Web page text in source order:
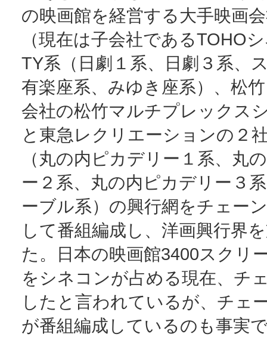
の映画館を経営する大手映画
（現在は子会社であるTOHO
TY系（日劇１系、日劇３系、
有楽座系、みゆき座系）、松
会社の松竹マルチプレックス
と東急レクリエーションの２
（丸の内ピカデリー１系、丸
ー２系、丸の内ピカデリー３
ーブル系）の興行網をチェー
して番組編成し、洋画興行界
た。日本の映画館3400スクリ
をシネコンが占める現在、チ
したと言われているが、チェ
が番組編成しているのも事実